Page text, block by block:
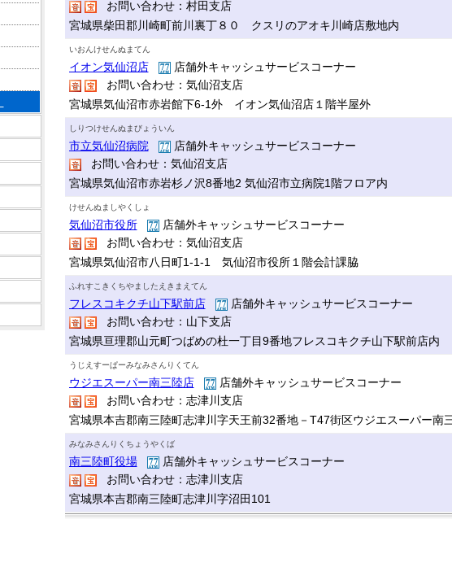
お問い合わせ：村田支店
宮城県柴田郡川崎町前川裏丁８０ クスリのアオキ川崎店敷地内
いおんけせんぬまてん
イオン気仙沼店
店舗外キャッシュサービスコーナー
お問い合わせ：気仙沼支店
宮城県気仙沼市赤岩館下6-1外 イオン気仙沼店１階半屋外
しりつけせんぬまびょういん
市立気仙沼病院
店舗外キャッシュサービスコーナー
お問い合わせ：気仙沼支店
宮城県気仙沼市赤岩杉ノ沢8番地2 気仙沼市立病院1階フロア内
けせんぬましやくしょ
気仙沼市役所
店舗外キャッシュサービスコーナー
お問い合わせ：気仙沼支店
宮城県気仙沼市八日町1-1-1 気仙沼市役所１階会計課脇
ふれすこきくちやましたえきまえてん
フレスコキクチ山下駅前店
店舗外キャッシュサービスコーナー
お問い合わせ：山下支店
宮城県亘理郡山元町つばめの杜一丁目9番地フレスコキクチ山下駅前店内
うじえすーぱーみなみさんりくてん
ウジエスーパー南三陸店
店舗外キャッシュサービスコーナー
お問い合わせ：志津川支店
宮城県本吉郡南三陸町志津川字天王前32番地－T47街区ウジエスーパー南
みなみさんりくちょうやくば
南三陸町役場
店舗外キャッシュサービスコーナー
お問い合わせ：志津川支店
宮城県本吉郡南三陸町志津川字沼田101